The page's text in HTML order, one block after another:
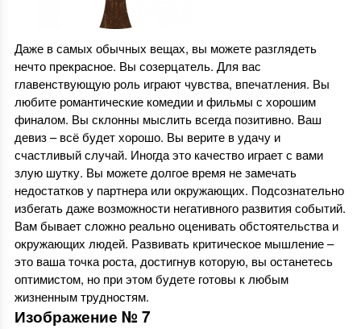
Даже в самых обычных вещах, вы можете разглядеть
нечто прекрасное. Вы созерцатель. Для вас
главенствующую роль играют чувства, впечатления. Вы
любите романтические комедии и фильмы с хорошим
финалом. Вы склонны мыслить всегда позитивно. Ваш
девиз – всё будет хорошо. Вы верите в удачу и
счастливый случай. Иногда это качество играет с вами
злую шутку. Вы можете долгое время не замечать
недостатков у партнера или окружающих. Подсознательно
избегать даже возможности негативного развития событий.
Вам бывает сложно реально оценивать обстоятельства и
окружающих людей. Развивать критическое мышление –
это ваша точка роста, достигнув которую, вы останетесь
оптимистом, но при этом будете готовы к любым
жизненным трудностям.
Изображение № 7